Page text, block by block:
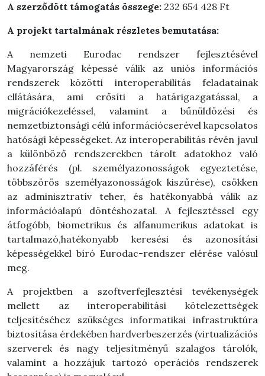
A szerződött támogatás összege: 232 654 428 Ft
A projekt tartalmának részletes bemutatása:
A nemzeti Eurodac rendszer fejlesztésével
Magyarország képessé válik az uniós információs
rendszerek közötti interoperabilitás feladatainak
ellátására, ami erősíti a határigazgatással, a
migrációkezeléssel, valamint a bűnüldözési és
nemzetbiztonsági célú információcserével kapcsolatos
hatósági képességeket. Az interoperabilitás révén javul
a különböző rendszerekben tárolt adatokhoz való
hozzáférés (pl. személyazonosságok egyeztetése,
többszörös személyazonosságok kiszűrése), csökken
az adminisztratív teher, és hatékonyabbá válik az
információalapú döntéshozatal. A fejlesztéssel egy
átfogóbb, biometrikus és alfanumerikus adatokat is
tartalmazó,hatékonyabb keresési és azonosítási
képességekkel bíró Eurodac-rendszer elérése valósul
meg.
A projektben a szoftverfejlesztési tevékenységek
mellett az interoperabilitási kötelezettségek
teljesítéséhez szükséges informatikai infrastruktúra
biztosítása érdekében hardverbeszerzés (virtualizációs
szerverek és nagy teljesítményű szalagos tárolók,
valamint a hozzájuk tartozó operációs rendszerek